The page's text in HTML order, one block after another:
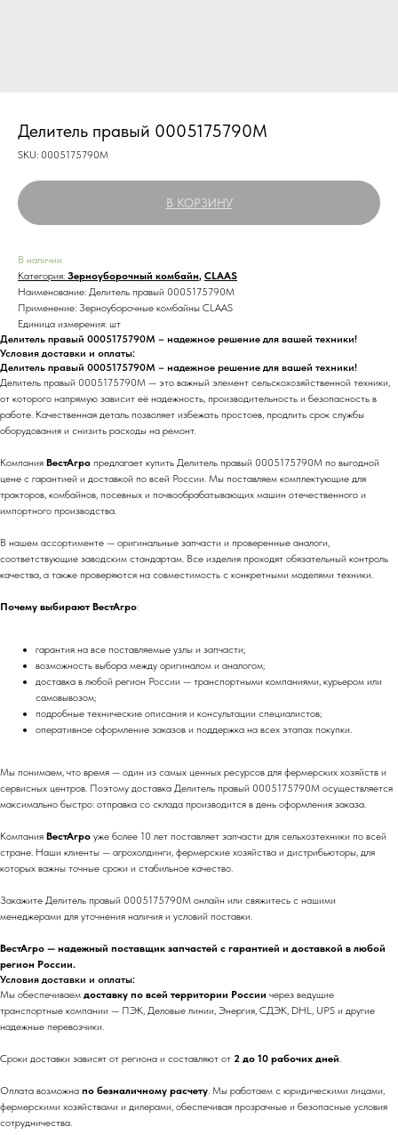
Делитель правый 0005175790M
SKU: 0005175790M
В КОРЗИНУ
В наличии
Категория: Зерноуборочный комбайн, CLAAS
Наименование: Делитель правый 0005175790M
Применение: Зерноуборочные комбайны CLAAS
Единица измерения: шт
Делитель правый 0005175790M – надежное решение для вашей техники!
Условия доставки и оплаты:
Делитель правый 0005175790M – надежное решение для вашей техники!
Делитель правый 0005175790M — это важный элемент сельскохозяйственной техники,
от которого напрямую зависит её надежность, производительность и безопасность в
работе. Качественная деталь позволяет избежать простоев, продлить срок службы
оборудования и снизить расходы на ремонт.
Компания ВестАгро предлагает купить Делитель правый 0005175790M по выгодной
цене с гарантией и доставкой по всей России. Мы поставляем комплектующие для
тракторов, комбайнов, посевных и почвообрабатывающих машин отечественного и
импортного производства.
В нашем ассортименте — оригинальные запчасти и проверенные аналоги,
соответствующие заводским стандартам. Все изделия проходят обязательный контроль
качества, а также проверяются на совместимость с конкретными моделями техники.
Почему выбирают ВестАгро:
гарантия на все поставляемые узлы и запчасти;
возможность выбора между оригиналом и аналогом;
доставка в любой регион России — транспортными компаниями, курьером или
самовывозом;
подробные технические описания и консультации специалистов;
оперативное оформление заказов и поддержка на всех этапах покупки.
Мы понимаем, что время — один из самых ценных ресурсов для фермерских хозяйств и
сервисных центров. Поэтому доставка Делитель правый 0005175790M осуществляется
максимально быстро: отправка со склада производится в день оформления заказа.
Компания ВестАгро уже более 10 лет поставляет запчасти для сельхозтехники по всей
стране. Наши клиенты — агрохолдинги, фермерские хозяйства и дистрибьюторы, для
которых важны точные сроки и стабильное качество.
Закажите Делитель правый 0005175790M онлайн или свяжитесь с нашими
менеджерами для уточнения наличия и условий поставки.
ВестАгро — надежный поставщик запчастей с гарантией и доставкой в любой
регион России.
Условия доставки и оплаты:
Мы обеспечиваем доставку по всей территории России через ведущие
транспортные компании — ПЭК, Деловые линии, Энергия, СДЭК, DHL, UPS и другие
надежные перевозчики.
Сроки доставки зависят от региона и составляют от 2 до 10 рабочих дней.
Оплата возможна по безналичному расчету. Мы работаем с юридическими лицами,
фермерскими хозяйствами и дилерами, обеспечивая прозрачные и безопасные условия
сотрудничества.